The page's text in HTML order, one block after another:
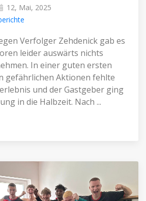
12, Mai, 2025
Verfolger Zehdenick gab es
leider auswärts nichts
In einer guten ersten
gefährlichen Aktionen fehlte
und der Gastgeber ging
in die Halbzeit. Nach ...